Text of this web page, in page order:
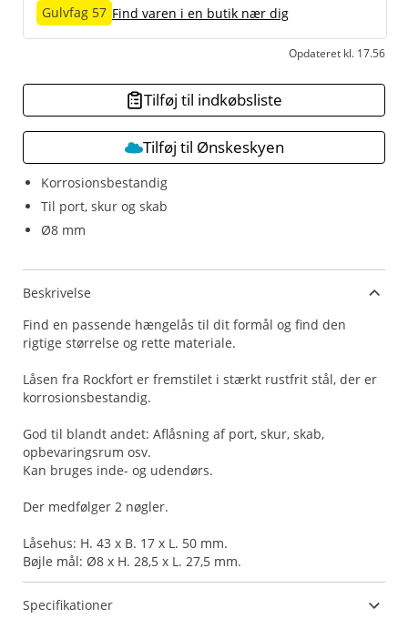
Korrosionsbestandig
Til port, skur og skab
Ø8 mm
Gulvfag 57 Find varen i en butik nær dig
Opdateret kl. 17.56
Tilføj til indkøbsliste
Tilføj til Ønskeskyen
Beskrivelse
Find en passende hængelås til dit formål og find den
rigtige størrelse og rette materiale.
Låsen fra Rockfort er fremstilet i stærkt rustfrit stål, der er
korrosionsbestandig.
God til blandt andet: Aflåsning af port, skur, skab,
opbevaringsrum osv.
Kan bruges inde- og udendørs.
Der medfølger 2 nøgler.
Låsehus: H. 43 x B. 17 x L. 50 mm.
Bøjle mål: Ø8 x H. 28,5 x L. 27,5 mm.
Specifikationer